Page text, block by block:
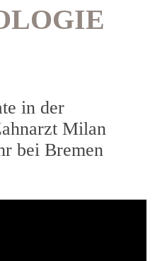
in der
Milan
bei Bremen